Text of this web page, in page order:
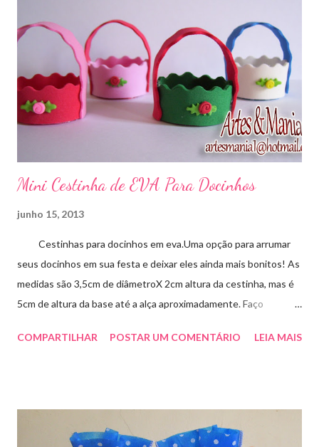
Mini Cestinha de EVA Para Docinhos
junho 15, 2013
Cestinhas para docinhos em eva.Uma opção para arrumar
seus docinhos em sua festa e deixar eles ainda mais bonitos! As
medidas são 3,5cm de diâmetroX 2cm altura da cestinha, mas é
5cm de altura da base até a alça aproximadamente. Faço
enfeitar sua festa!!! artesmania1@hotmail.com
COMPARTILHAR POSTAR UM COMENTÁRIO LEIA MAIS